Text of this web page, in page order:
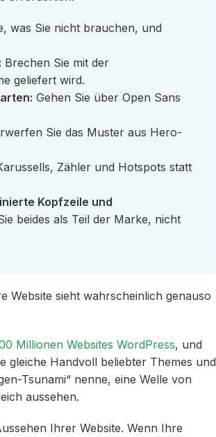
was Sie nicht brauchen, und
Brechen Sie mit der
geliefert wird.
Gehen Sie über Open Sans
Sie das Muster aus Hero-
Zähler und Hotspots statt
Kopfzeile und
beides als Teil der Marke, nicht
Website sieht wahrscheinlich genauso
Millionen Websites WordPress, und
gleiche Handvoll beliebter Themes und
Tsunami“ nenne, eine Welle von
aussehen.
Ihrer Website. Wenn Ihre